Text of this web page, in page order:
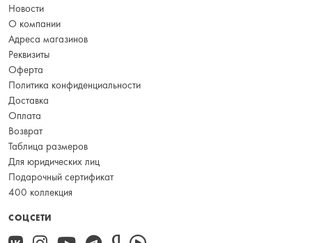
Новости
О компании
Адреса магазинов
Реквизиты
Оферта
Политика конфиденциальности
Доставка
Оплата
Возврат
Таблица размеров
Для юридических лиц
Подарочный сертификат
400 коллекция
СОЦСЕТИ